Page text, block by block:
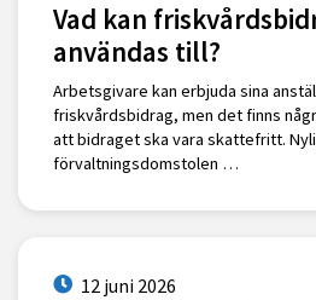
Vad kan
användas till?
Arbetsgivare kan erbjuda sina
friskvårdsbidrag, men det finns
att bidraget ska vara skattefritt.
förvaltningsdomstolen …
12 juni 2026